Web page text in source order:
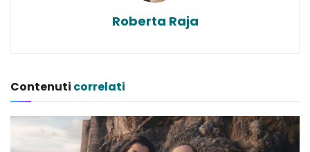
Roberta Raja
Contenuti correlati